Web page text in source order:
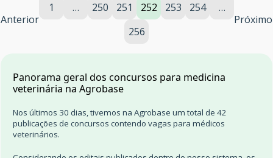
Anterior
1 … 250 251 252 253 254
…
256
Próximo
Panorama geral dos concursos para medicina
veterinária na Agrobase
Nos últimos 30 dias, tivemos na Agrobase um total de 42
publicações de concursos contendo vagas para médicos
veterinários.